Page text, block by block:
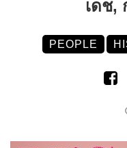
เดช,
PEOPLE